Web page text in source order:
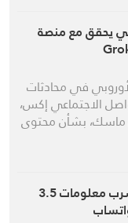
يحقق مع منصة
في محادثات
الاجتماعي إكس،
ماسك، بشأن محتوى
ثغرة أمنية تسرب معلومات 3.5